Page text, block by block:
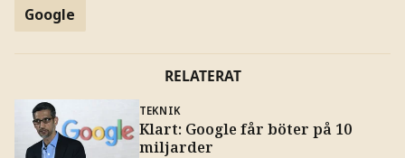
Google
RELATERAT
TEKNIK
Klart: Google får böter på 10
miljarder